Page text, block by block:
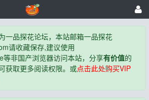
一品探花论坛，本站邮箱一品探花
请收藏保存,建议使用
非国产浏览器访问本站，分享有价值的
获取更多阅读权限。或点击此处购买VIP